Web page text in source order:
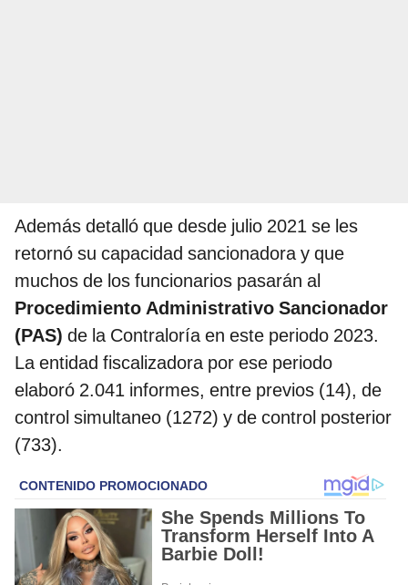
Además detalló que desde julio 2021 se les
retornó su capacidad sancionadora y que
muchos de los funcionarios pasarán al
Procedimiento Administrativo Sancionador
(PAS) de la Contraloría en este periodo 2023.
La entidad fiscalizadora por ese periodo
elaboró 2.041 informes, entre previos (14), de
control simultaneo (1272) y de control posterior
(733).